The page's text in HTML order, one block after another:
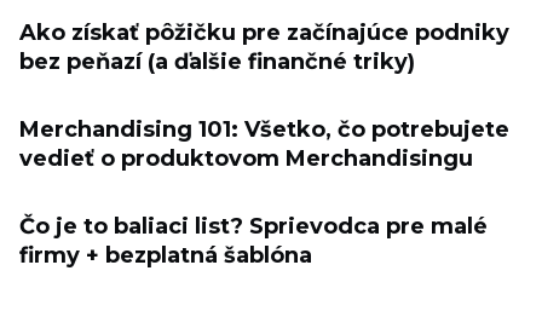
Ako získať pôžičku pre začínajúce podniky
bez peňazí (a ďalšie finančné triky)
Merchandising 101: Všetko, čo potrebujete
vedieť o produktovom Merchandisingu
Čo je to baliaci list? Sprievodca pre malé
firmy + bezplatná šablóna